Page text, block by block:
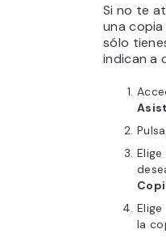
Si no te
una
sólo
indican a
Elige
la